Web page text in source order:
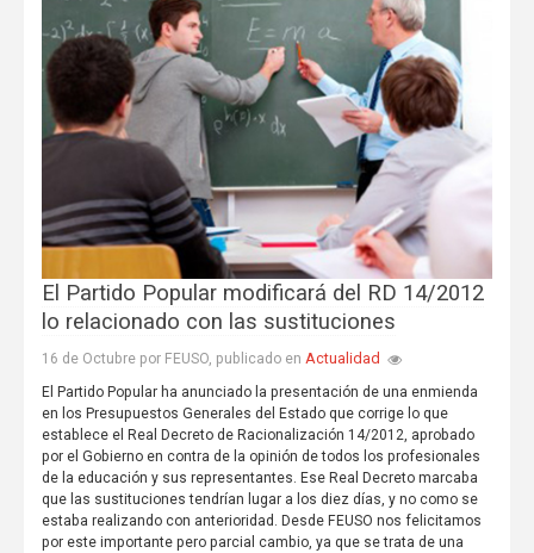
El Partido Popular modificará del RD 14/2012
lo relacionado con las sustituciones
16 de Octubre por FEUSO, publicado en Actualidad
El Partido Popular ha anunciado la presentación de una enmienda
en los Presupuestos Generales del Estado que corrige lo que
establece el Real Decreto de Racionalización 14/2012, aprobado
por el Gobierno en contra de la opinión de todos los profesionales
de la educación y sus representantes. Ese Real Decreto marcaba
que las sustituciones tendrían lugar a los diez días, y no como se
estaba realizando con anterioridad. Desde FEUSO nos felicitamos
por este importante pero parcial cambio, ya que se trata de una